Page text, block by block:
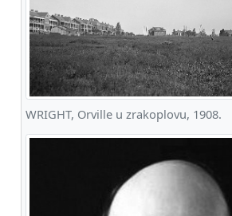
WRIGHT, Orville u zrakoplovu, 1908.